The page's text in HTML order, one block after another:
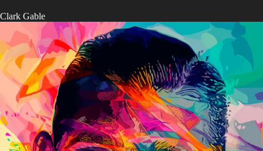
Clark Gable